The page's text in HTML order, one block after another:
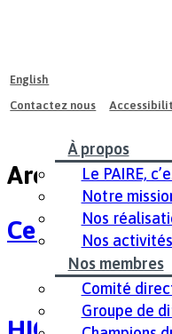
English
Contactez nous
À propos
Le PAIRE,
Notre
Nos
Nos
Nos membres
Comité
Groupe de
Archives
Celebration